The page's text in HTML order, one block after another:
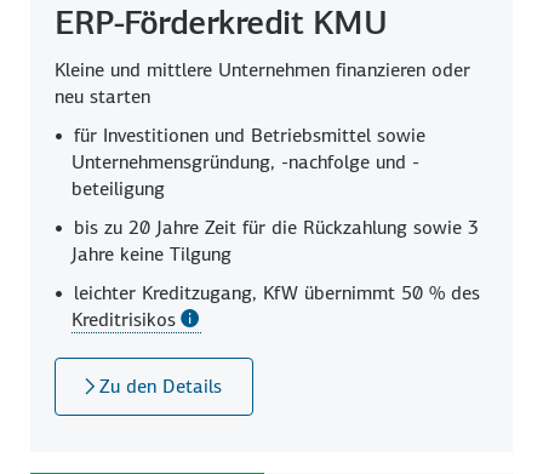
ERP-Förderkredit KMU
Kleine und mittlere Unternehmen finanzieren oder
neu starten
für Investitionen und Betriebs­mittel sowie
Unternehmens­gründung, -nachfolge und -
beteiligung
bis zu 20 Jahre Zeit für die Rück­zahlung sowie 3
Jahre keine Tilgung
leichter Kreditzugang, KfW übernimmt 50 % des
Kreditrisikos
Zu den Details